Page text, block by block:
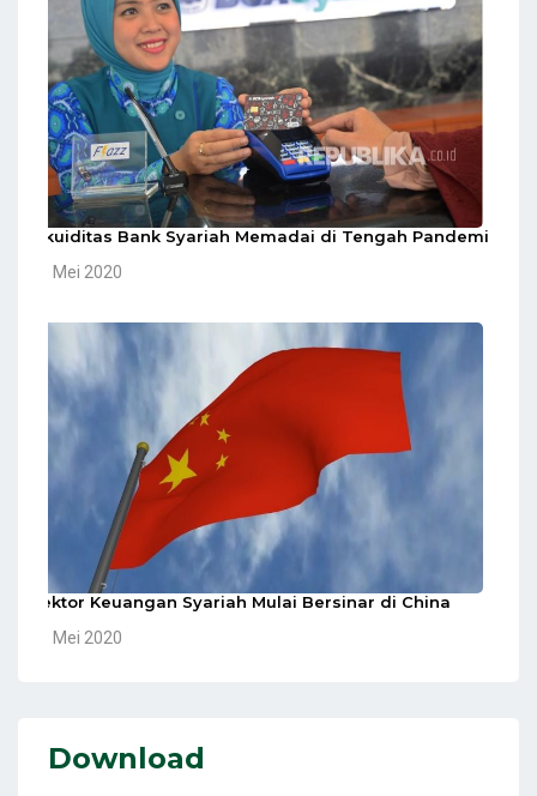
Likuiditas Bank Syariah Memadai di Tengah Pandemi
10 Mei 2020
Sektor Keuangan Syariah Mulai Bersinar di China
10 Mei 2020
Download